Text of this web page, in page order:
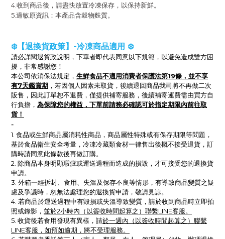
4.收到商品後，請盡快放置冷凍保存，以保持新鮮。
5.過敏原資訊：本產品含穀物麩質。
❄️【退換貨政策】-冷凍商品適用 ❄️
請必詳閱退貨政說明，下單者即代表同意以下規範，以避免造成雙方困
擾，非常感謝您！
本公司依消保法規定， 生鮮食品不適用消費者保護法第19條，並不享
有7天鑑賞期 ， 若因個人因素未取貨，後續退回商品我司將不再做二次
販售，因此訂單恕不退費，僅提供補寄服務，後續補寄運費需由買方自
行負擔， 為保障您的權益，下單前請務必確認可於指定期限內前往取
貨！
-
1. 食品或生鮮商品屬消耗性商品，商品屬性特殊或有保存期限等問題，
基於食品衛生安全考量，冷凍冷藏類食材一律售出後概不接受退貨，訂
購時請同意此條款後再做訂購。
2. 除商品本身明顯瑕疵或運送過程而造成的損毀，才可接受您的退換貨
申請。
3. 外箱一經拆封、食用、失溫及保存不良等情形，有導致商品變質之疑
慮及爭議時，恕無法處理您的退換貨申請，敬請見諒。
4. 若商品於運送過程中有毀損或失溫導致變質，請於收到商品時立即拍
照或錄影， 並於2小時內（以簽收時間起算之）聯繫LINE客服。
5. 收貨後若食用發現有異樣，請於一週內（以簽收時間起算之）聯繫
LINE客服，如預如逾期，將不受理服務。